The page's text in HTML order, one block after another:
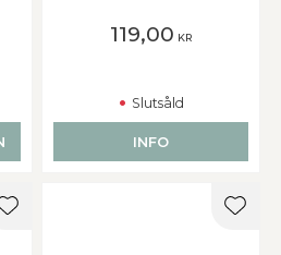
119,00 KR
Slutsåld
INFO
Lägg till i favoriter